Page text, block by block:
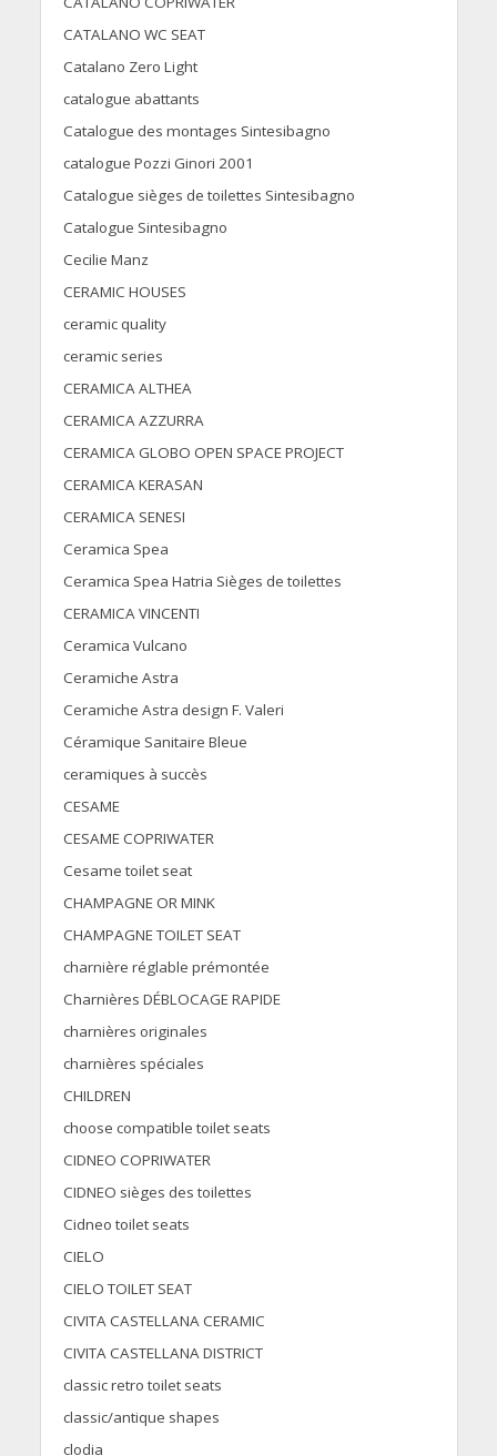
CATALANO WC SEAT
Catalano Zero Light
catalogue abattants
Catalogue des montages Sintesibagno
catalogue Pozzi Ginori 2001
Catalogue sièges de toilettes Sintesibagno
Catalogue Sintesibagno
Cecilie Manz
CERAMIC HOUSES
ceramic quality
ceramic series
CERAMICA ALTHEA
CERAMICA AZZURRA
CERAMICA GLOBO OPEN SPACE PROJECT
CERAMICA KERASAN
CERAMICA SENESI
Ceramica Spea
Ceramica Spea Hatria Sièges de toilettes
CERAMICA VINCENTI
Ceramica Vulcano
Ceramiche Astra
Ceramiche Astra design F. Valeri
Céramique Sanitaire Bleue
ceramiques à succès
CESAME
CESAME COPRIWATER
Cesame toilet seat
CHAMPAGNE OR MINK
CHAMPAGNE TOILET SEAT
charnière réglable prémontée
Charnières DÉBLOCAGE RAPIDE
charnières originales
charnières spéciales
CHILDREN
choose compatible toilet seats
CIDNEO COPRIWATER
CIDNEO sièges des toilettes
Cidneo toilet seats
CIELO
CIELO TOILET SEAT
CIVITA CASTELLANA CERAMIC
CIVITA CASTELLANA DISTRICT
classic retro toilet seats
classic/antique shapes
clodia